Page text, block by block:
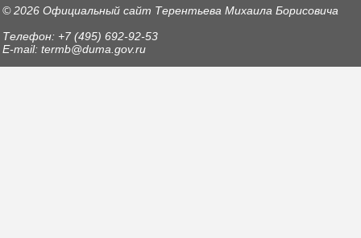
© 2026 Официальный сайт Терентьева Михаила Борисовича
Телефон: +7 (495) 692-92-53
E-mail: termb@duma.gov.ru